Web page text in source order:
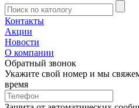
Контакты
Акции
Новости
О компании
Обратный звонок
Укажите свой номер и мы
время